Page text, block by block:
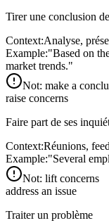
Tirer une conclusion
Context:Analyse,
Example:"Based on
market trends."
Not: make a
raise concerns
Faire part de ses
Context:Réunions,
Example:"Several
Not: lift concerns
address an issue
Traiter un problème